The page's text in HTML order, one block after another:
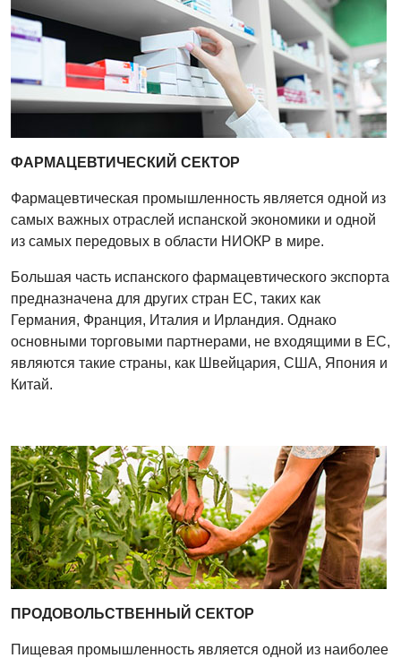
ФАРМАЦЕВТИЧЕСКИЙ СЕКТОР
Фармацевтическая промышленность является одной из
самых важных отраслей испанской экономики и одной
из самых передовых в области НИОКР в мире.
Большая часть испанского фармацевтического экспорта
предназначена для других стран ЕС, таких как
Германия, Франция, Италия и Ирландия. Однако
основными торговыми партнерами, не входящими в ЕС,
являются такие страны, как Швейцария, США, Япония и
Китай.
ПРОДОВОЛЬСТВЕННЫЙ СЕКТОР
Пищевая промышленность является одной из наиболее